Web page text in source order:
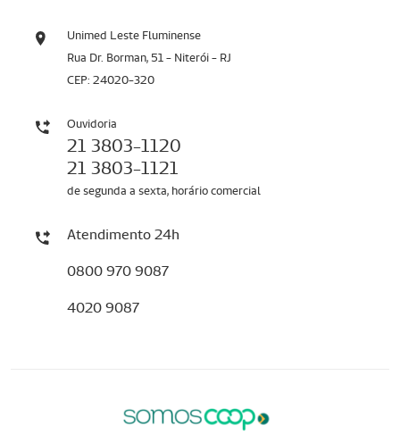
Unimed Leste Fluminense
Rua Dr. Borman, 51 - Niterói - RJ
CEP: 24020-320
Ouvidoria
21 3803-1120
21 3803-1121
de segunda a sexta, horário comercial
Atendimento 24h
0800 970 9087
4020 9087